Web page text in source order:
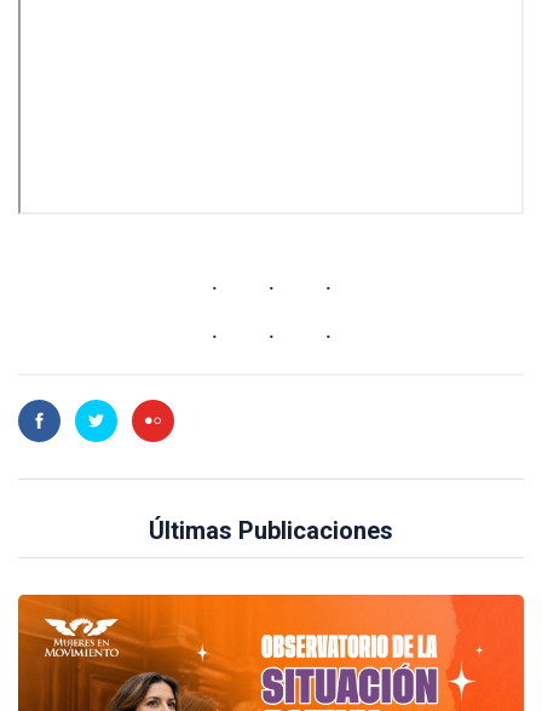
Últimas Publicaciones